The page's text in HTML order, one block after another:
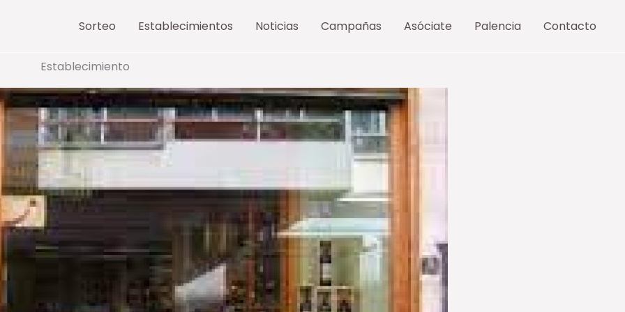
Sorteo Establecimientos Noticias Campañas Asóciate Palencia Contacto
Establecimiento